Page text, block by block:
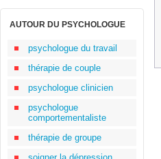
AUTOUR DU PSYCHOLOGUE
psychologue du travail
thérapie de couple
psychologue clinicien
psychologue
comportementaliste
thérapie de groupe